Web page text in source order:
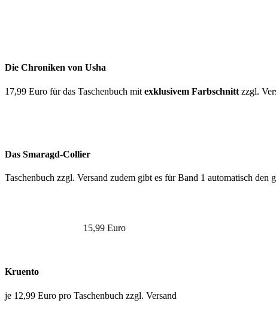
Die Chroniken von Usha
17,99 Euro für das Taschenbuch mit exklusivem Farbschnitt zzgl.
Das Smaragd-Collier
Taschenbuch zzgl. Versand zudem gibt es für Band 1 automatisch den
15,99 Euro
Kruento
je 12,99 Euro pro Taschenbuch zzgl. Versand